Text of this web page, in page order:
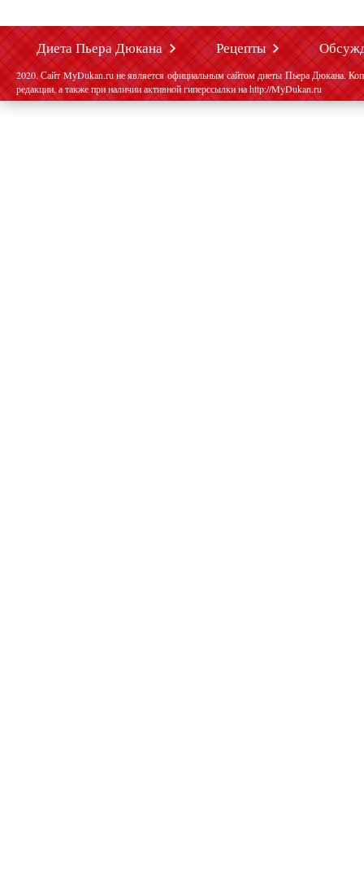
Диета Пьера Дюкана Рецепты
2020. Сайт MyDukan.ru не является официальным сайтом диеты Пьера Дюкана.
редакции, а также при наличии активной гиперссылки на http://MyDukan.ru